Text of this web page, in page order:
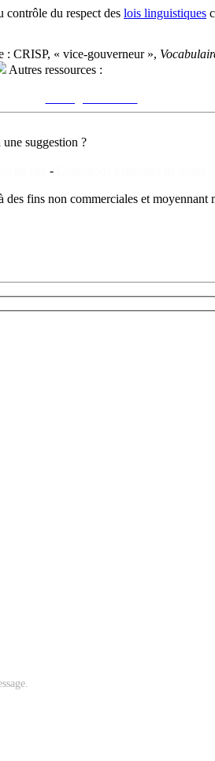
contrôle du respect des lois linguistiques
: CRISP, « vice-gouverneur »,
Autres ressources :
suggestion ?
-
des fins non commerciales et moyennant